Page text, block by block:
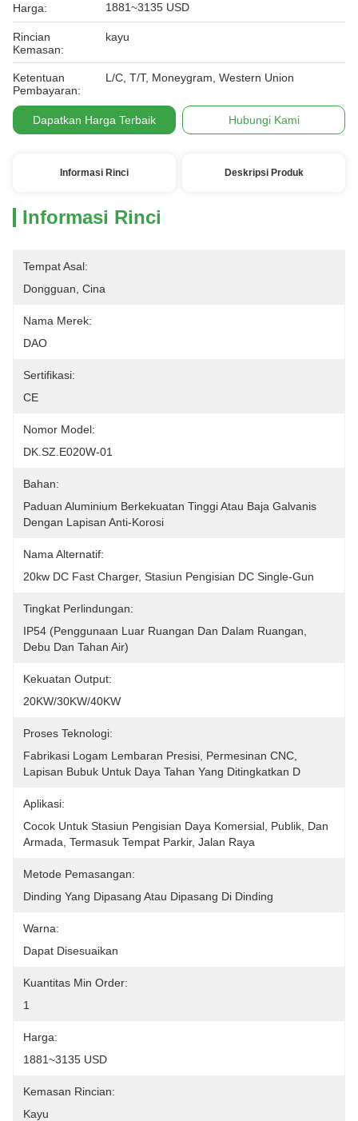
Harga: 1881~3135 USD
Rincian
Kemasan:
kayu
Ketentuan
Pembayaran:
L/C, T/T, Moneygram, Western Union
Dapatkan Harga Terbaik Hubungi Kami
Informasi Rinci Deskripsi Produk
Informasi Rinci
Tempat Asal:
Dongguan, Cina
Nama Merek:
DAO
Sertifikasi:
CE
Nomor Model:
DK.SZ.E020W-01
Bahan:
Paduan Aluminium Berkekuatan Tinggi Atau Baja Galvanis
Dengan Lapisan Anti-Korosi
Nama Alternatif:
20kw DC Fast Charger, Stasiun Pengisian DC Single-Gun
Tingkat Perlindungan:
IP54 (penggunaan Luar Ruangan Dan Dalam Ruangan,
Debu Dan Tahan Air)
Kekuatan Output:
20KW/30KW/40KW
Proses Teknologi:
Fabrikasi Logam Lembaran Presisi, Permesinan CNC,
Lapisan Bubuk Untuk Daya Tahan Yang Ditingkatkan D
Aplikasi:
Cocok Untuk Stasiun Pengisian Daya Komersial, Publik, Dan
Armada, Termasuk Tempat Parkir, Jalan Raya
Metode Pemasangan:
Dinding Yang Dipasang Atau Dipasang Di Dinding
Warna:
Dapat Disesuaikan
Kuantitas Min Order:
1
Harga:
1881~3135 USD
Kemasan Rincian:
Kayu